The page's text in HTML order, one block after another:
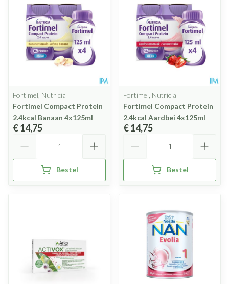
Fortimel, Nutricia
Fortimel Compact Protein
2.4kcal Banaan 4x125ml
€ 14,75
Bestel
Fortimel, Nutricia
Fortimel Compact Protein
2.4kcal Aardbei 4x125ml
€ 14,75
Bestel